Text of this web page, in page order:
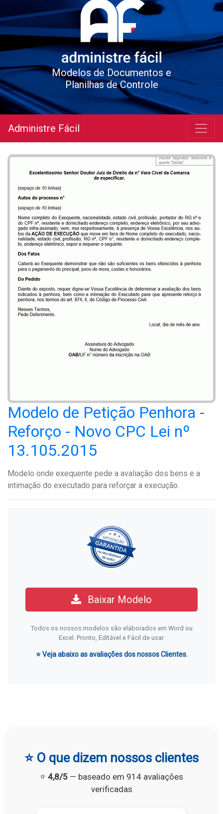
Modelos de Documentos e
Planilhas de Controle
Administre Fácil
Modelo de Petição Penhora -
Reforço - Novo CPC Lei nº
13.105.2015
Modelo onde exequente pede a avaliação dos bens e a
intimação do executado para reforçar a execução.
Baixar Modelo
Todos os nossos modelos são elaborados em Word ou
Excel. Pronto, Editável e Fácil de usar.
⭐ Veja abaixo as avaliações dos nossos Clientes.
⭐ O que dizem nossos clientes
⭐ 4,8/5 — baseado em 914 avaliações
verificadas